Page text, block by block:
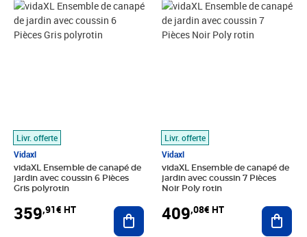
Livr. offerte
Vidaxl
vidaXL Ensemble de canapé de
jardin avec coussin 6 Pièces
Gris polyrotin
359,91€ HT
Prix 359,91€ HT
Ajouter au panier
Livr. offerte
Vidaxl
vidaXL Ensemble de canapé de
jardin avec coussin 7 Pièces
Noir Poly rotin
409,08€ HT
Prix 409,08€ HT